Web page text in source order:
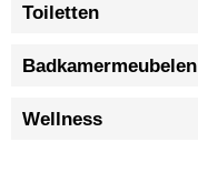
Toiletten
Badkamermeubelen
Wellness